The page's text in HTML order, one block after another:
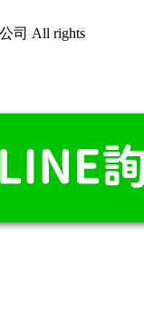
司 All rights